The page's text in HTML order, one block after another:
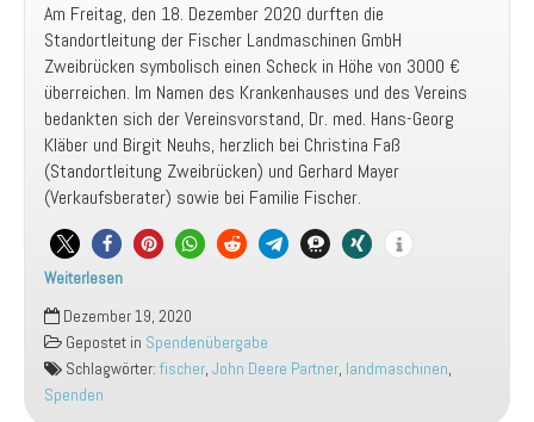
Am Freitag, den 18. Dezember 2020 durften die
Standortleitung der Fischer Landmaschinen GmbH
Zweibrücken symbolisch einen Scheck in Höhe von 3000 €
überreichen. Im Namen des Krankenhauses und des Vereins
bedankten sich der Vereinsvorstand, Dr. med. Hans-Georg
Kläber und Birgit Neuhs, herzlich bei Christina Faß
(Standortleitung Zweibrücken) und Gerhard Mayer
(Verkaufsberater) sowie bei Familie Fischer.
Weiterlesen
Weihnachtsspende
der
Fischer
Landmaschinen
GmbH
Dezember 19, 2020
Gepostet in Spendenübergabe
Schlagwörter: fischer, John Deere Partner, landmaschinen,
Spenden